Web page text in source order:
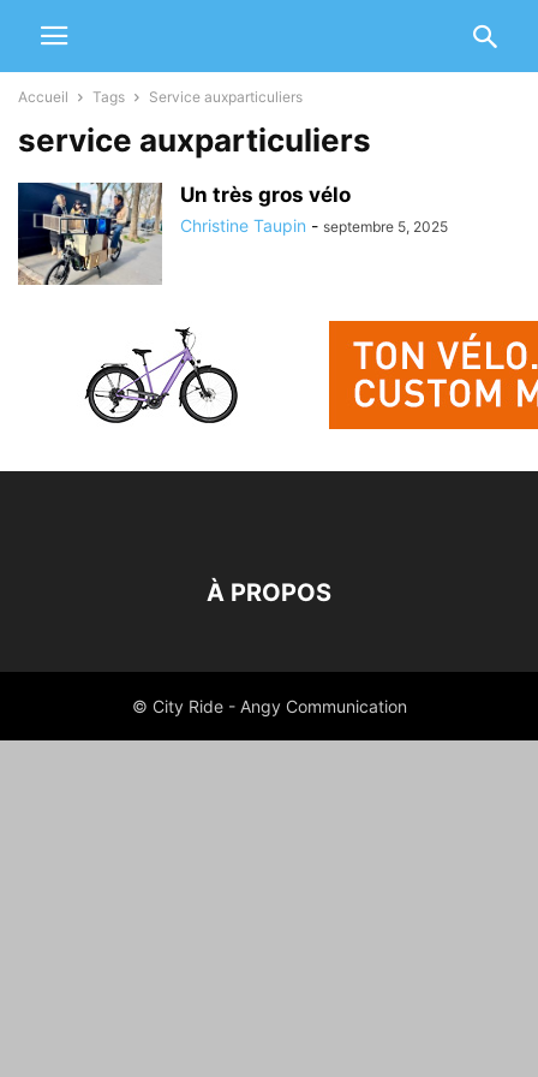
Accueil Tags Service auxparticuliers
service auxparticuliers
Un très gros vélo
Christine Taupin - septembre 5, 2025
À PROPOS
© City Ride - Angy Communication